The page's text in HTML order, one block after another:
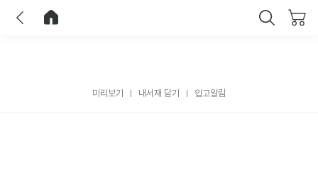
미리보기 내서재 담기 입고알림